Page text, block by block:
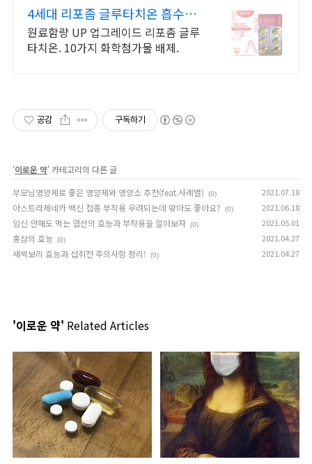
4세대 리포좀 글루타치온 흡수율,
순도 높은 글루타치온
원료함량 UP 업그레이드 리포좀 글루
타치온. 10가지 화학첨가물 배제.
공감 구독하기
'이로운 약' 카테고리의 다른 글
부모님영양제로 좋은 영양제와 영양소 추천(feat.사례별)
(0) 2021.07.18
아스트라제네카 백신 접종 부작용 우려되는데 맞아도 좋아요? (0) 2021.06.18
임신 안해도 먹는 엽산의 효능과 부작용을 알아보자 (0) 2021.05.01
홍삼의 효능 (0) 2021.04.27
새싹보리 효능과 섭취전 주의사항 정리! (0) 2021.04.27
'이로운 약' Related Articles